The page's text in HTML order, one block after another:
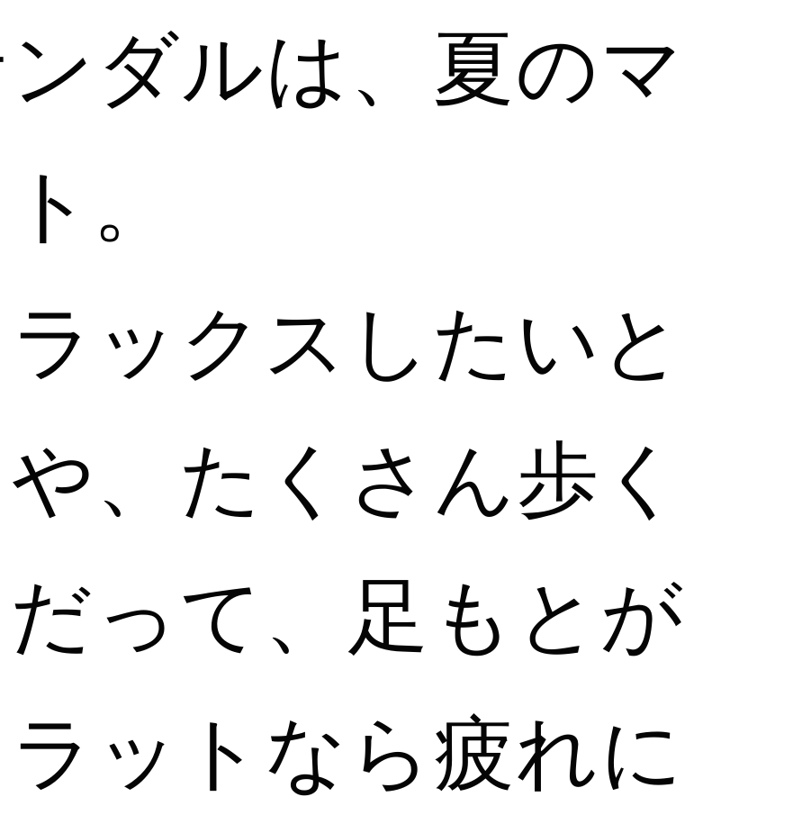
ダルは、夏のマ
。
ラックスしたいと
、たくさん歩く
だって、足もとが
ットなら疲れに